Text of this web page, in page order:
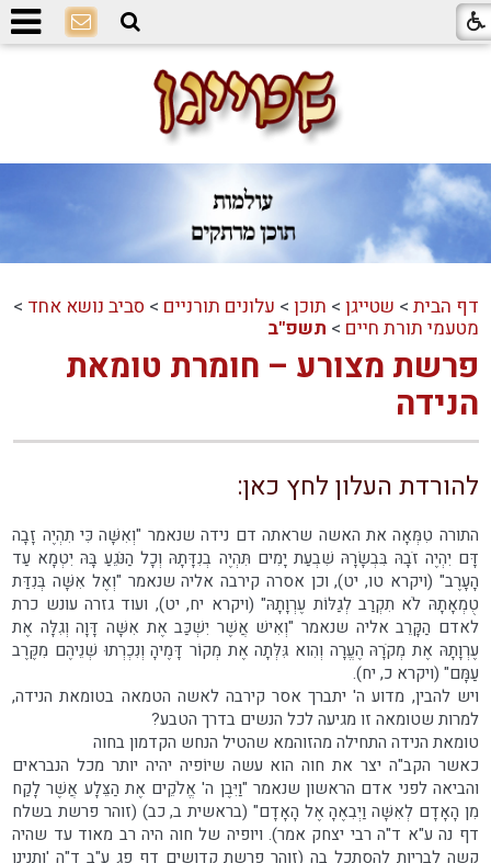
דף הבית > שטייגן > תוכן > עלונים תורניים > סביב נושא אחד >
מטעמי תורת חיים > תשפ"ב
פרשת מצורע – חומרת טומאת
הנידה
להורדת העלון לחץ כאן:
התורה טִמְּאָה את האשה שראתה דם נידה שנאמר "וְאִשָּׁה כִּי תִהְיֶה זָבָה
דָּם יִהְיֶה זֹבָהּ בִּבְשָׂרָהּ שִׁבְעַת יָמִים תִּהְיֶה בְנִדָּתָהּ וְכָל הַנֹּגֵעַ בָּהּ יִטְמָא עַד
הָעָרֶב" (ויקרא טו, יט), וכן אסרה קירבה אליה שנאמר "וְאֶל אִשָּׁה בְּנִדַּת
טֻמְאָתָהּ לֹא תִקְרַב לְגַלּוֹת עֶרְוָתָהּ" (ויקרא יח, יט), ועוד גזרה עונש כרת
לאדם הַקָּרֵב אליה שנאמר "וְאִישׁ אֲשֶׁר יִשְׁכַּב אֶת אִשָּׁה דָּוָה וְגִלָּה אֶת
עֶרְוָתָהּ אֶת מְקֹרָהּ הֶעֱרָה וְהִוא גִּלְּתָה אֶת מְקוֹר דָּמֶיהָ וְנִכְרְתוּ שְׁנֵיהֶם מִקֶּרֶב
עַמָּם" (ויקרא כ, יח).
ויש להבין, מדוע ה' יתברך אסר קירבה לאשה הטמאה בטומאת הנידה,
למרות שטומאה זו מגיעה לכל הנשים בדרך הטבע?
טומאת הנידה התחילה מהזוהמא שהטיל הנחש הקדמון בחוה
כאשר הקב"ה יצר את חוה הוא עשה שיוֹפיה יהיה יותר מכל הנבראים
והביאה לפני אדם הראשון שנאמר "וַיִּבֶן ה' אֱלֹקֵים אֶת הַצֵּלָע אֲשֶׁר לָקַח
מִן הָאָדָם לְאִשָּׁה וַיְבִאֶהָ אֶל הָאָדָם" (בראשית ב, כב) (זוהר פרשת בשלח
דף נה ע"א ד"ה רבי יצחק אמר). ויופיה של חוה היה רב מאוד עד שהיה
קשה לבריות להסתכל בה (זוהר פרשת קדושים דף פג ע"ב ד"ה 'ותנינן